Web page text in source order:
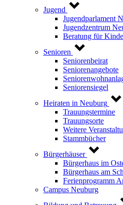
Jugend
Jugendparlament
Jugendzentrum
Beratung für
Senioren
Seniorenbeirat
Seniorenangebote
Seniorensiegel
Heiraten in Neuburg
Trauungstermine
Trauungsorte
Weitere
Stammbücher
Bürgerhäuser
Bürgerhaus im
Bürgerhaus am
Ferienprogramm
Campus Neuburg